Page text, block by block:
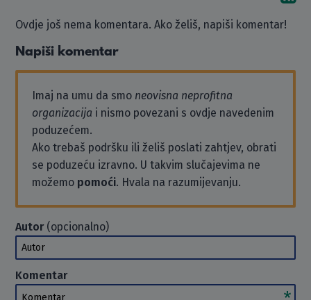
Ovdje još nema komentara. Ako želiš, napiši komentar!
Napiši komentar
Imaj na umu da smo neovisna neprofitna
organizacija i nismo povezani s ovdje navedenim
poduzećem.
Ako trebaš podršku ili želiš poslati zahtjev, obrati
se poduzeću izravno. U takvim slučajevima ne
možemo pomoći. Hvala na razumijevanju.
Autor(opcionalno)
Autor
Komentar
Komentar